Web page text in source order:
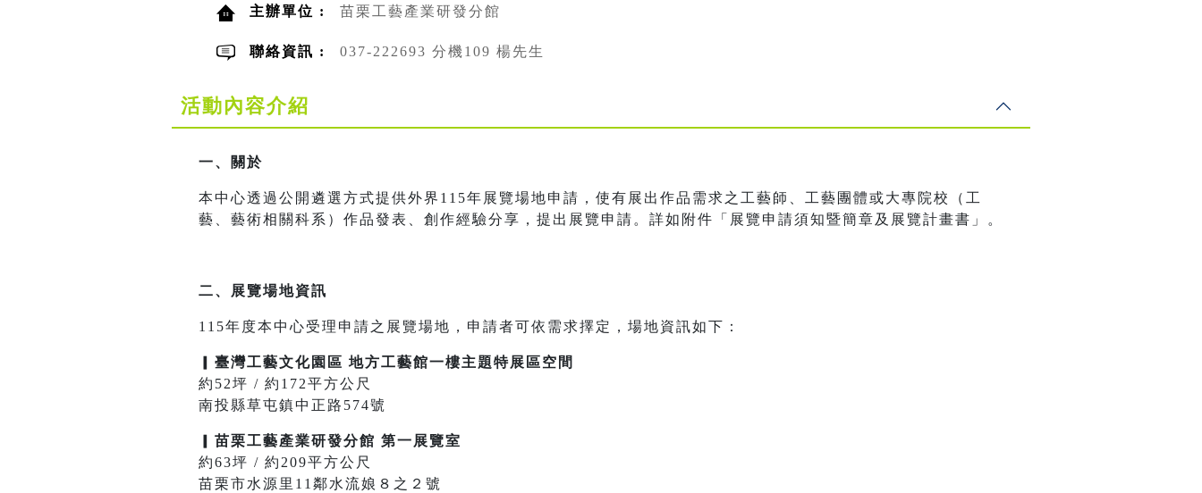
主辦單位 : 苗栗工藝產業研發分館
聯絡資訊 : 037-222693 分機109 楊先生
活動內容介紹
一、關於
本中心透過公開遴選方式提供外界115年展覽場地申請，使有展出作品需求之工藝師、工藝團體或大專院校（工
藝、藝術相關科系）作品發表、創作經驗分享，提出展覽申請。詳如附件「展覽申請須知暨簡章及展覽計畫書」。
二、展覽場地資訊
115年度本中心受理申請之展覽場地，申請者可依需求擇定，場地資訊如下：
臺灣工藝文化園區 地方工藝館一樓主題特展區空間
約52坪 / 約172平方公尺
南投縣草屯鎮中正路574號
苗栗工藝產業研發分館 第一展覽室
約63坪 / 約209平方公尺
苗栗市水源里11鄰水流娘８之２號